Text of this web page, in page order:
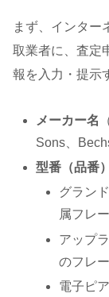
まず、インター
取業者に、査定
報を入力・提示
メーカー名
Sons、
型番（品番）
グラン
属フレ
アップ
のフレ
電子ピ